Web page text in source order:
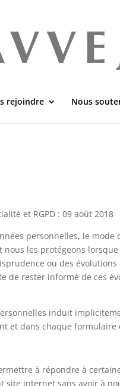
rejoindre Nous
et RGPD : 09 août 2018
personnelles, le mode
les protégeons
ou des
rester informé de ces
induit
et dans chaque
à répondre à
site internet sans avoir à